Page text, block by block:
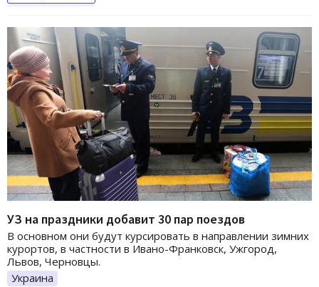
УЗ на праздники добавит 30 пар поездов
В основном они будут курсировать в направлении зимних
курортов, в частности в Ивано-Франковск, Ужгород,
Львов, Черновцы.
Украина